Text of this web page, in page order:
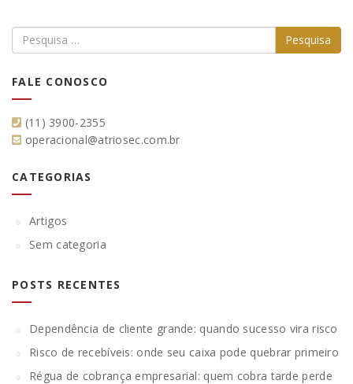
FALE CONOSCO
(11) 3900-2355
operacional@atriosec.com.br
CATEGORIAS
Artigos
Sem categoria
POSTS RECENTES
Dependência de cliente grande: quando sucesso vira risco
Risco de recebíveis: onde seu caixa pode quebrar primeiro
Régua de cobrança empresarial: quem cobra tarde perde